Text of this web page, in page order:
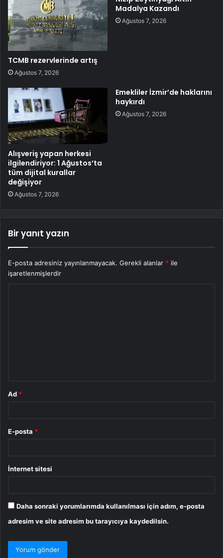
TCMB rezervlerinde artış
Ağustos 7, 2026
Madalya Kazandı
Ağustos 7, 2026
Alışveriş yapan herkesi
ilgilendiriyor: 1 Ağustos’ta
tüm dijital kurallar
değişiyor
Ağustos 7, 2026
Emekliler İzmir’de haklarını
haykırdı
Ağustos 7, 2026
Bir yanıt yazın
E-posta adresiniz yayınlanmayacak. Gerekli alanlar * ile
işaretlenmişlerdir
Ad *
E-posta *
İnternet sitesi
Daha sonraki yorumlarımda kullanılması için adım, e-posta
adresim ve site adresim bu tarayıcıya kaydedilsin.